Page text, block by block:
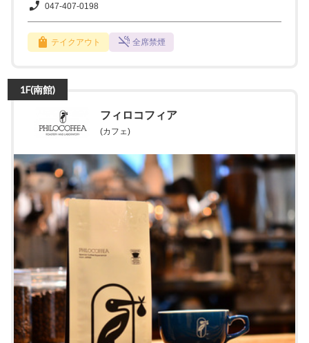
047-407-0198
テイクアウト 全席禁煙
1F(南館)
フィロコフィア
(カフェ)